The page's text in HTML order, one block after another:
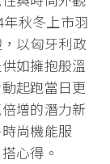
秋冬上市羽
以匈牙利政
如擁抱般溫
起跑當日更
增的潛力新
尚機能服
心得。